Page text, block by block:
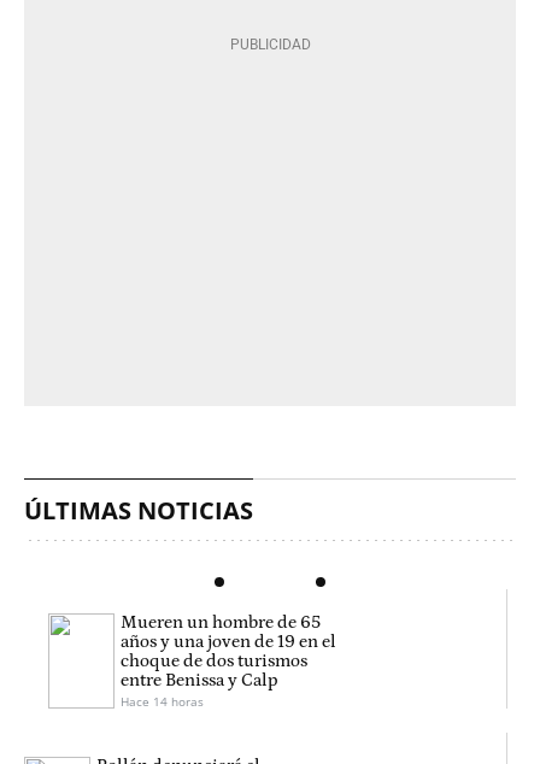
ÚLTIMAS NOTICIAS
Mueren un hombre de 65
años y una joven de 19 en el
choque de dos turismos
entre Benissa y Calp
Hace 14 horas